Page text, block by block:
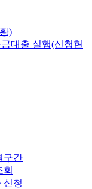
)
대출 실행(신청현
구간
신청